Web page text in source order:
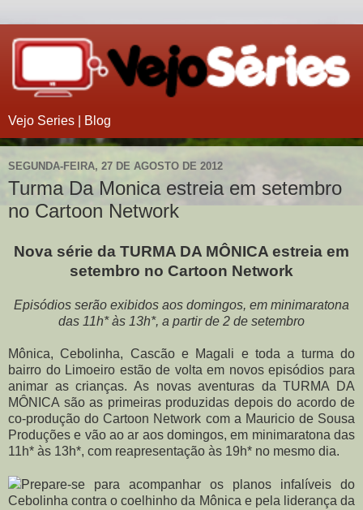
Vejo Series | Blog
SEGUNDA-FEIRA, 27 DE AGOSTO DE 2012
Turma Da Monica estreia em setembro
no Cartoon Network
Nova série da TURMA DA MÔNICA estreia em
setembro no Cartoon Network
Episódios serão exibidos aos domingos, em minimaratona
das 11h* às 13h*, a partir de 2 de setembro
Mônica, Cebolinha, Cascão e Magali e toda a turma do
bairro do Limoeiro estão de volta em novos episódios para
animar as crianças. As novas aventuras da TURMA DA
MÔNICA são as primeiras produzidas depois do acordo de
co-produção do Cartoon Network com a Mauricio de Sousa
Produções e vão ao ar aos domingos, em minimaratona das
11h* às 13h*, com reapresentação às 19h* no mesmo dia.
Prepare-se para acompanhar os planos infalíveis do
Cebolinha contra o coelhinho da Mônica e pela liderança da